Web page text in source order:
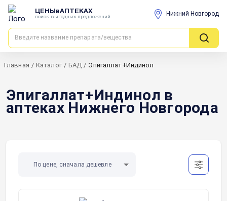
ЦЕНЫвАПТЕКАХ
поиск выгодных предложений Нижний Новгород
Главная / Каталог / БАД / Эпигаллат+Индинол
Эпигаллат+Индинол в
аптеках Нижнего Новгорода
По цене, сначала дешевле